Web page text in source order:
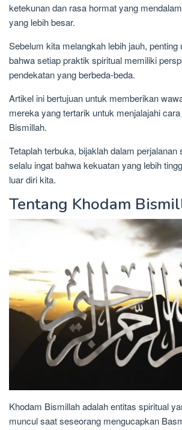
ketekunan dan rasa hormat yang
yang lebih besar.
Sebelum kita melangkah lebih jauh, penting
bahwa setiap praktik spiritual memiliki
pendekatan yang berbeda-beda.
Artikel ini bertujuan untuk memberikan
mereka yang tertarik untuk menjalajahi
Bismillah.
Tetaplah terbuka, bijaklah dalam perjalanan
selalu ingat bahwa kekuatan yang lebih
luar diri kita.
Tentang Khodam
Khodam Bismillah adalah entitas spiritual
muncul saat seseorang mengucapkan